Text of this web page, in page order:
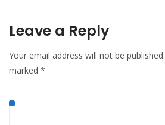
Leave a Reply
Your email address will not be published.
marked *